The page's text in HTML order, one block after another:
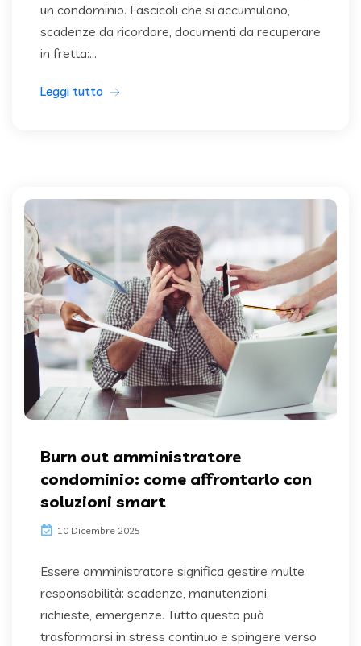
un condominio. Fascicoli che si accumulano,
scadenze da ricordare, documenti da recuperare
in fretta:...
Leggi tutto
Burn out amministratore
condominio: come affrontarlo con
soluzioni smart
10 Dicembre 2025
Essere amministratore significa gestire multe
responsabilità: scadenze, manutenzioni,
richieste, emergenze. Tutto questo può
trasformarsi in stress continuo e spingere verso